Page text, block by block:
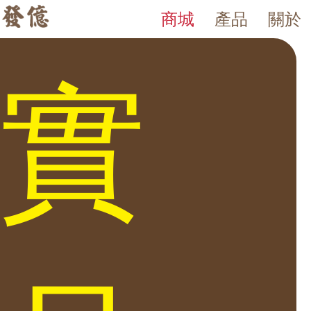
發億金庫｜台灣 40 年保險箱專賣店・防火防盜金庫・床頭櫃保
發億金庫（仁浦科技）自 1984 年創立，為台灣擁有 40 多年經
關於
產品
商城
ES OFFICE 隱藏式金庫 家庭家用小金庫 小
隱藏式金庫 家庭家用小金庫 小型保險櫃 安全性 隱藏式保險櫃 發億金